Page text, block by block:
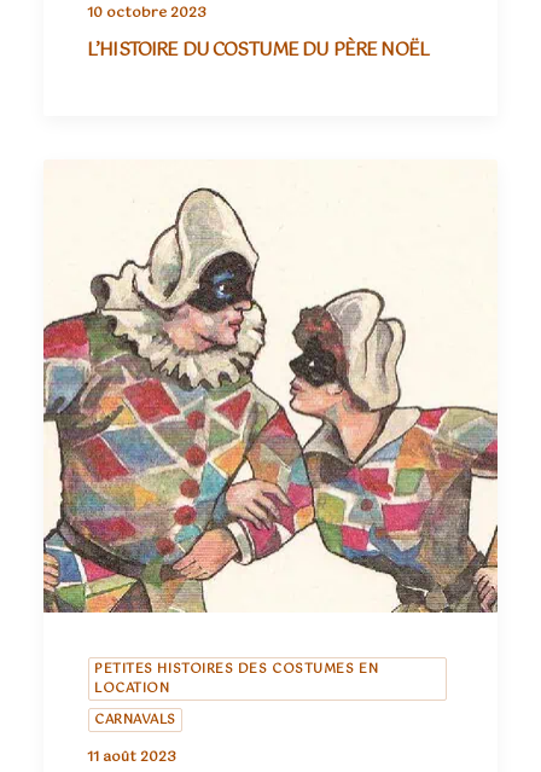
10 octobre 2023
L’HISTOIRE DU COSTUME DU PÈRE NOËL
PETITES HISTOIRES DES COSTUMES EN
LOCATION
CARNAVALS
11 août 2023